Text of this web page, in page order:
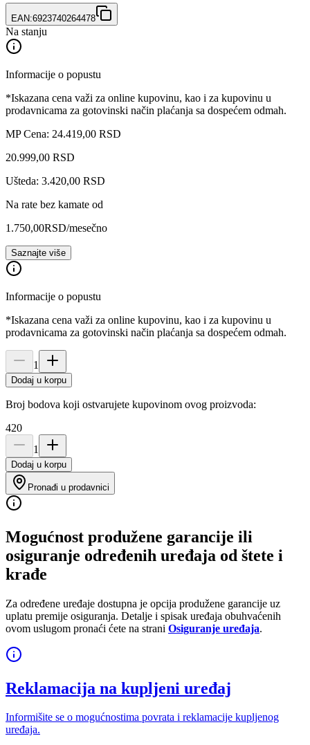
EAN:6923740264478
Na stanju
Informacije o popustu
*Iskazana cena važi za online kupovinu, kao i za kupovinu u
prodavnicama za gotovinski način plaćanja sa dospećem odmah.
MP Cena: 24.419,00 RSD
20.999,00 RSD
Ušteda: 3.420,00 RSD
Na rate bez kamate od
1.750,00RSD/mesečno
Saznajte više
Informacije o popustu
*Iskazana cena važi za online kupovinu, kao i za kupovinu u
prodavnicama za gotovinski način plaćanja sa dospećem odmah.
1
Dodaj u korpu
Broj bodova koji ostvarujete kupovinom ovog proizvoda:
420
1
Dodaj u korpu
Pronađi u prodavnici
Mogućnost produžene garancije ili
osiguranje određenih uređaja od štete i
krađe
Za određene uređaje dostupna je opcija produžene garancije uz
uplatu premije osiguranja. Detalje i spisak uređaja obuhvaćenih
ovom uslugom pronaći ćete na strani Osiguranje uređaja.
Reklamacija na kupljeni uređaj
Informišite se o mogućnostima povrata i reklamacije kupljenog
uređaja.